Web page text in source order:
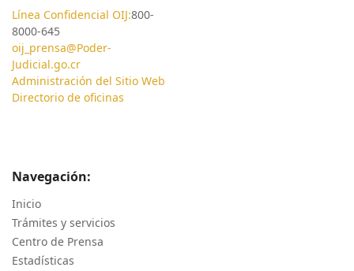
Línea Confidencial OIJ:800-
8000-645
oij_prensa@Poder-
Judicial.go.cr
Administración del Sitio Web
Directorio de oficinas
Navegación:
Inicio
Trámites y servicios
Centro de Prensa
Estadísticas